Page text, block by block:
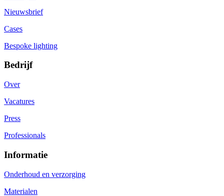
Nieuwsbrief
Cases
Bespoke lighting
Bedrijf
Over
Vacatures
Press
Professionals
Informatie
Onderhoud en verzorging
Materialen